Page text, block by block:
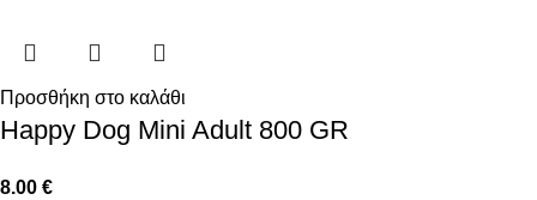
Προσθήκη στο καλάθι
Happy Dog Mini Adult 800 GR
8.00 €